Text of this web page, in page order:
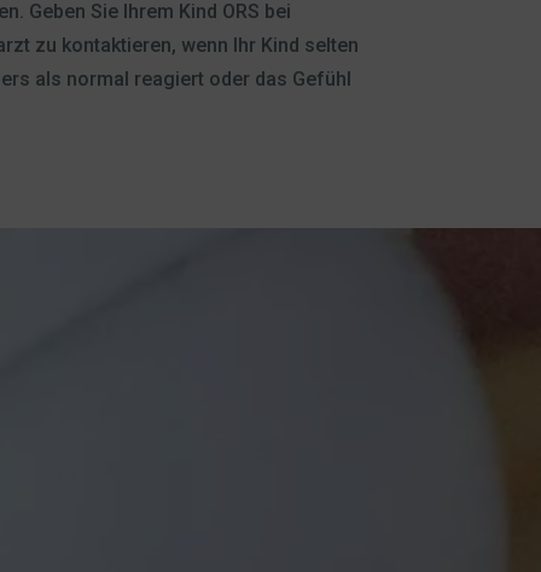
Geben Sie Ihrem Kind ORS bei
zu kontaktieren, wenn Ihr Kind selten
als normal reagiert oder das Gefühl